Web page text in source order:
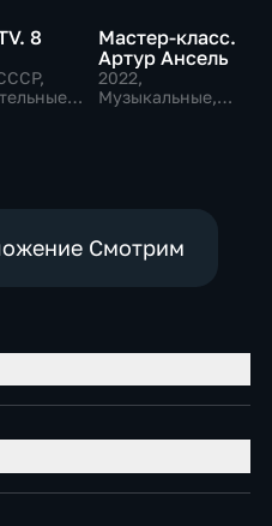
8
Мастер-класс.
Артур Ансель
2022,
Музыкальные,
Смотрим